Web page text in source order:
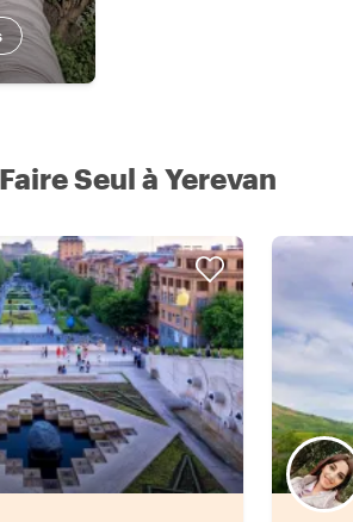
Seul à Yerevan